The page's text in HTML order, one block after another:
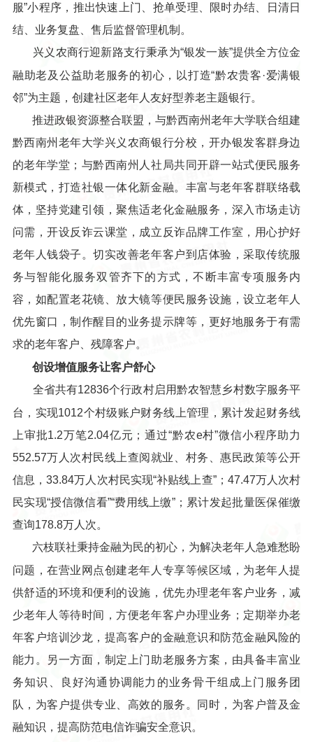
服”小程序，推出快速上门、抢单受理、限时办结、日清日
结、业务复盘、售后监督管理机制。
兴义农商行迎新路支行秉承为“银发一族”提供全方位金
融助老及公益助老服务的初心，以打造“黔农贵客·爱满银
邻”为主题，创建社区老年人友好型养老主题银行。
推进政银资源整合联盟，与黔西南州老年大学联合组建
黔西南州老年大学兴义农商银行分校，开办银发客群身边
的老年学堂；与黔西南州人社局共同开辟一站式便民服务
新模式，打造社银一体化新金融。丰富与老年客群联络载
体，坚持党建引领，聚焦适老化金融服务，深入市场走访
问需，开设反诈云课堂，成立反诈品牌工作室，用心护好
老年人钱袋子。切实改善老年客户到店体验，采取传统服
务与智能化服务双管齐下的方式，不断丰富专项服务内
容，如配置老花镜、放大镜等便民服务设施，设立老年人
优先窗口，制作醒目的业务提示牌等，更好地服务于有需
求的老年客户、残障客户。
创设增值服务让客户舒心
全省共有12836个行政村启用黔农智慧乡村数字服务平
台，实现1012个村级账户财务线上管理，累计发起财务线
上审批1.2万笔2.04亿元；通过“黔农e村”微信小程序助力
552.57万人次村民线上查阅就业、村务、惠民政策等公开
信息，33.84万人次村民实现“补贴线上查”；47.47万人次村
民实现“授信微信看”“费用线上缴”；累计发起批量医保催缴
查询178.8万人次。
六枝联社秉持金融为民的初心，为解决老年人急难愁盼
问题，在营业网点创建老年人专享等候区域，为老年人提
供舒适的环境和便利的设施，优先办理老年客户业务，减
少老年人等待时间，方便老年客户办理业务；定期举办老
年客户培训沙龙，提高客户的金融意识和防范金融风险的
能力。另一方面，制定上门助老服务方案，由具备丰富业
务知识、良好沟通协调能力的业务骨干组成上门服务团
队，为客户提供专业、高效的服务。同时，为客户普及金
融知识，提高防范电信诈骗安全意识。